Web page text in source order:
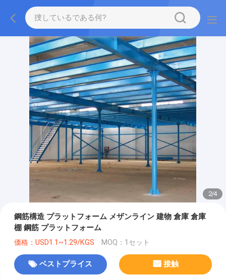
2/4
鋼筋構造 プラットフォーム メザンライン 建物 倉庫 倉庫
棚 鋼筋 プラットフォーム
価格：USD1.1~1.29/KGS MOQ：1セット
ベストプライス 接触